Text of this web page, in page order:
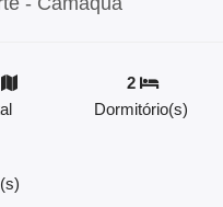
2
Dormitório(s)